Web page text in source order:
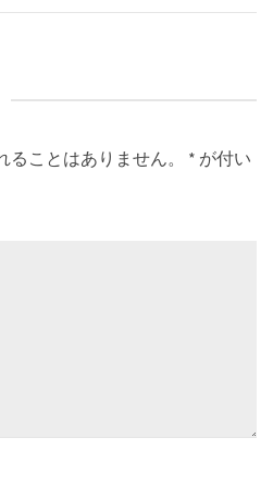
ことはありません。 * が付い